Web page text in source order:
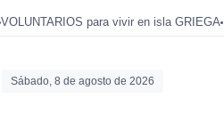
VOLUNTARIOS para vivir en isla GRIEGA
Sábado, 8 de agosto de 2026